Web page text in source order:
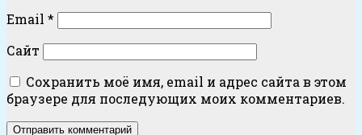
Email *
Сайт
Сохранить моё имя, email и адрес сайта в этом
браузере для последующих моих комментариев.